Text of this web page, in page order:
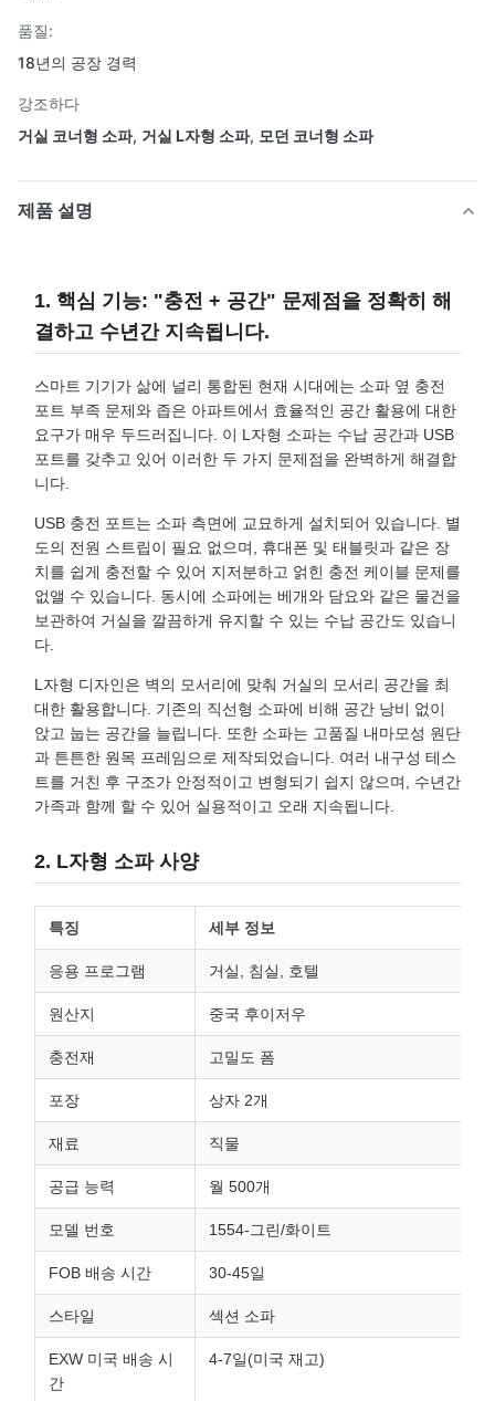
품질:
18년의 공장 경력
강조하다
거실 코너형 소파, 거실 L자형 소파, 모던 코너형 소파
제품 설명
1. 핵심 기능: "충전 + 공간" 문제점을 정확히 해
결하고 수년간 지속됩니다.
스마트 기기가 삶에 널리 통합된 현재 시대에는 소파 옆 충전
포트 부족 문제와 좁은 아파트에서 효율적인 공간 활용에 대한
요구가 매우 두드러집니다. 이 L자형 소파는 수납 공간과 USB
포트를 갖추고 있어 이러한 두 가지 문제점을 완벽하게 해결합
니다.
USB 충전 포트는 소파 측면에 교묘하게 설치되어 있습니다. 별
도의 전원 스트립이 필요 없으며, 휴대폰 및 태블릿과 같은 장
치를 쉽게 충전할 수 있어 지저분하고 얽힌 충전 케이블 문제를
없앨 수 있습니다. 동시에 소파에는 베개와 담요와 같은 물건을
보관하여 거실을 깔끔하게 유지할 수 있는 수납 공간도 있습니
다.
L자형 디자인은 벽의 모서리에 맞춰 거실의 모서리 공간을 최
대한 활용합니다. 기존의 직선형 소파에 비해 공간 낭비 없이
앉고 눕는 공간을 늘립니다. 또한 소파는 고품질 내마모성 원단
과 튼튼한 원목 프레임으로 제작되었습니다. 여러 내구성 테스
트를 거친 후 구조가 안정적이고 변형되기 쉽지 않으며, 수년간
가족과 함께 할 수 있어 실용적이고 오래 지속됩니다.
2. L자형 소파 사양
특징 세부 정보
응용 프로그램 거실, 침실, 호텔
원산지 중국 후이저우
충전재 고밀도 폼
포장 상자 2개
재료 직물
공급 능력 월 500개
모델 번호 1554-그린/화이트
FOB 배송 시간 30-45일
스타일 섹션 소파
EXW 미국 배송 시
간
4-7일(미국 재고)